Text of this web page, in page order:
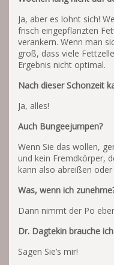
Ja, aber es lohnt sich!
frisch eingepflanzten
verankern. Wenn man
groß, dass viele
Ergebnis nicht optimal.
Nach dieser Schonzeit
Ja, alles!
Auch Bungeejumpen?
Wenn Sie das wollen,
und kein Fremdkörper,
kann also abreißen oder
Was, wenn ich
Dann nimmt der Po
Dr. Dagtekin brauche
Sagen Sie’s mir!